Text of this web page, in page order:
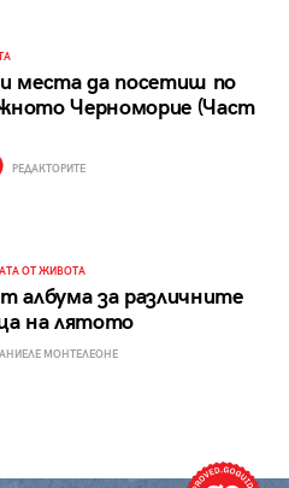
места да посетиш по
Черноморие (Част
РЕДАКТОРИТЕ
ОТ ЖИВОТА
албума за различните
на лятото
МОНТЕЛЕОНЕ